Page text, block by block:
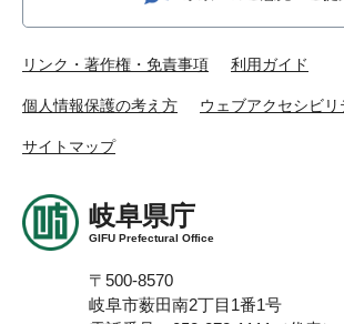
リンク・著作権・免責事項 利用ガイド
個人情報保護の考え方 ウェブアクセシビリ
サイトマップ
岐阜県庁
GIFU Prefectural Office
〒500-8570
岐阜市薮田南2丁目1番1号